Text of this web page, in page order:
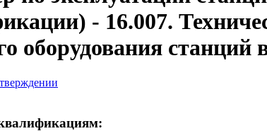
- 16.007.
оборудования станций